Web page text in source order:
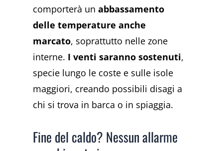
comporterà unabbassamento
delle temperature anche
marcato, soprattutto nelle zone
interne. I venti saranno sostenuti,
specie lungo le coste e sulle isole
maggiori, creando possibili disagi a
chi si trova in barca o in spiaggia.
Fine del caldo? Nessun allarme